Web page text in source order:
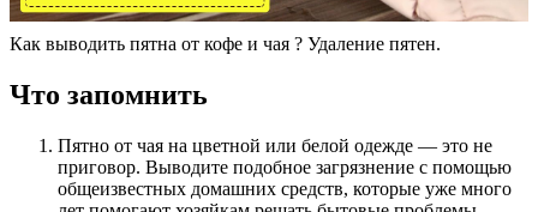
Как выводить пятна от кофе и чая ? Удаление пятен.
Что запомнить
Пятно от чая на цветной или белой одежде — это не
приговор. Выводите подобное загрязнение с помощью
общеизвестных домашних средств, которые уже много